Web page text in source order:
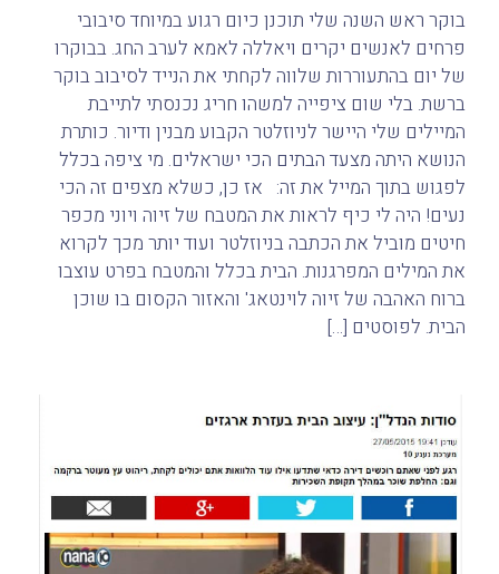
בוקר ראש השנה שלי תוכנן כיום רגוע במיוחד סיבובי
פרחים לאנשים יקרים ויאללה לאמא לערב החג. בבוקרו
של יום בהתעוררות שלווה לקחתי את הנייד לסיבוב בוקר
ברשת. בלי שום ציפייה למשהו חריג נכנסתי לתייבת
המיילים שלי היישר לניוזלטר הקבוע מבנין ודיור. כותרת
הנושא היתה מצעד הבתים הכי ישראלים. מי ציפה בכלל
לפגוש בתוך המייל את זה: אז כן, כשלא מצפים זה הכי
נעים! היה לי כיף לראות את המטבח של זיוה ויוני מכפר
חיטים מוביל את הכתבה בניוזלטר ועוד יותר מכך לקרוא
את המילים המפרגנות. הבית בכלל והמטבח בפרט עוצבו
ברוח האהבה של זיוה לוינטאג' והאזור הקסום בו שוכן
הבית. לפוסטים […]